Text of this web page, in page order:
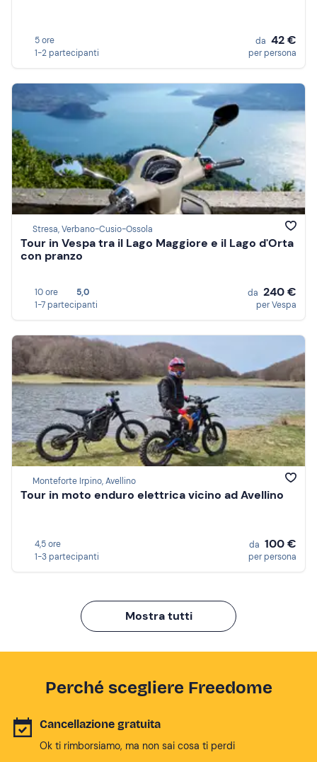
5 ore
1-2 partecipanti
da 42 €
per persona
Stresa, Verbano-Cusio-Ossola
Tour in Vespa tra il Lago Maggiore e il Lago d'Orta
con pranzo
10 ore
5,0
1-7 partecipanti
da 240 €
per Vespa
Monteforte Irpino, Avellino
Tour in moto enduro elettrica vicino ad Avellino
4,5 ore
1-3 partecipanti
da 100 €
per persona
Mostra tutti
Perché scegliere Freedome
Cancellazione gratuita
Ok ti rimborsiamo, ma non sai cosa ti perdi